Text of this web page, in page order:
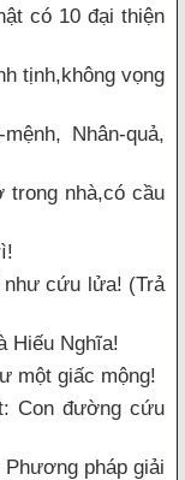
có 10 đại thiện
tịnh,không vọng
Nhân-quả,
trong nhà,có cầu
cứu lửa! (Trả
Hiếu Nghĩa!
một giấc mộng!
Con đường cứu
pháp giải